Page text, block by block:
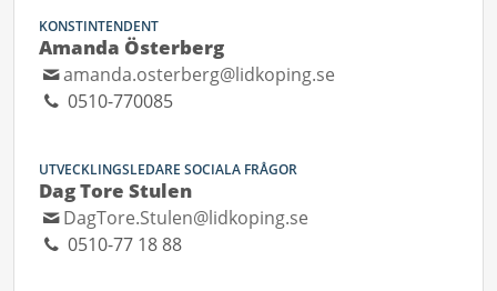
KONSTINTENDENT
Amanda Österberg
amanda.osterberg@lidkoping.se
0510-770085
UTVECKLINGSLEDARE SOCIALA FRÅGOR
Dag Tore Stulen
DagTore.Stulen@lidkoping.se
0510-77 18 88